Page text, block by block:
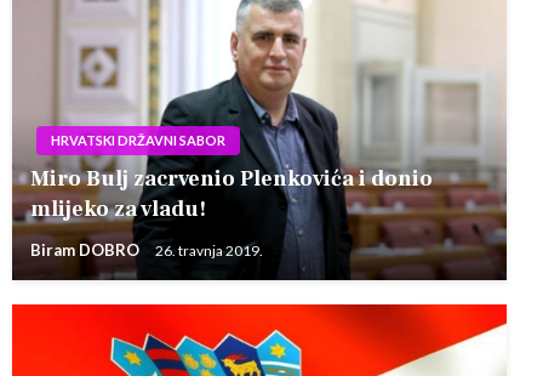
HRVATSKI DRŽAVNI SABOR
Miro Bulj zacrvenio Plenkovića i donio
mlijeko za vladu!
Biram DOBRO 26. travnja 2019.